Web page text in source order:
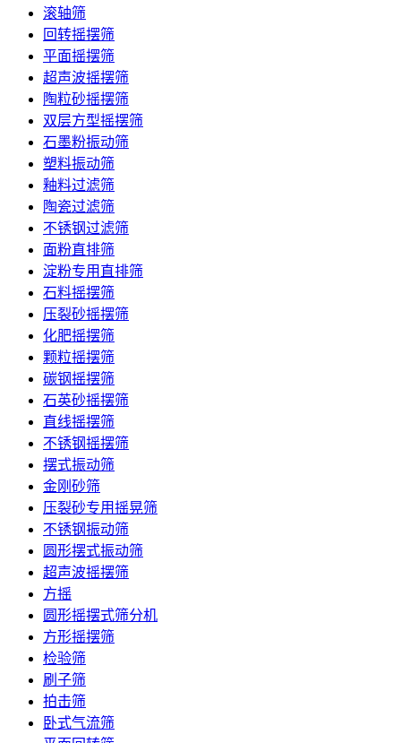
滚轴筛
回转摇摆筛
平面摇摆筛
超声波摇摆筛
陶粒砂摇摆筛
双层方型摇摆筛
石墨粉振动筛
塑料振动筛
釉料过滤筛
陶瓷过滤筛
不锈钢过滤筛
面粉直排筛
淀粉专用直排筛
石料摇摆筛
压裂砂摇摆筛
化肥摇摆筛
颗粒摇摆筛
碳钢摇摆筛
石英砂摇摆筛
直线摇摆筛
不锈钢摇摆筛
摆式振动筛
金刚砂筛
压裂砂专用摇晃筛
不锈钢振动筛
圆形摆式振动筛
超声波摇摆筛
方摇
圆形摇摆式筛分机
方形摇摆筛
检验筛
刷子筛
拍击筛
卧式气流筛